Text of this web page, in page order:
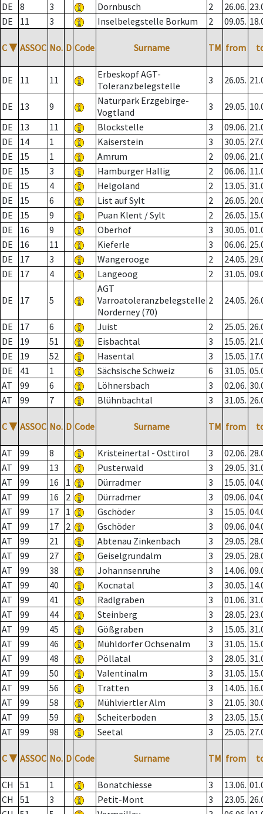
DE
8 3 Dornbusch 2 26.06.
DE
11 3 Inselbelegstelle Borkum 2 09.05.
C ▼ ASSOC No. D Code Surname TM from
DE 11 11
Erbeskopf AGT-
Toleranzbelegstelle
3 26.05.
DE 13 9
Naturpark Erzgebirge-
Vogtland
3 29.05.
DE
13 11 Blockstelle 3 09.06.
DE
14 1 Kaiserstein 3 30.05.
DE
15 1 Amrum 2 09.06.
DE
15 3 Hamburger Hallig 2 06.06.
DE
15 4 Helgoland 2 13.05.
DE
15 6 List auf Sylt 2 26.05.
DE
15 9 Puan Klent / Sylt 2 26.05.
DE
16 9 Oberhof 3 30.05.
DE
16 11 Kieferle 3 06.06.
DE
17 3 Wangerooge 2 24.05.
DE
17 4 Langeoog 2 31.05.
DE 17 5
AGT
Varroatoleranzbelegstelle
Norderney (70)
2 24.05.
DE 17 6 Juist 2 25.05.
DE
19 51 Eisbachtal 3 15.05.
DE
19 52 Hasental 3 15.05.
DE
41 1 Sächsische Schweiz 6 31.05.
AT
99 6 Löhnersbach 3 02.06.
AT
99 7 Blühnbachtal 3 31.05.
C ▼ ASSOC No. D Code Surname TM from
AT 99 8 Kristeinertal - Osttirol 3 02.06.
AT
99 13 Pusterwald 3 29.05.
AT
99 16 1 Dürradmer 3 15.05.
AT
99 16 2 Dürradmer 3 09.06.
AT
99 17 1 Gschöder 3 15.05.
AT
99 17 2 Gschöder 3 09.06.
AT
99 21 Abtenau Zinkenbach 3 29.05.
AT
99 27 Geiselgrundalm 3 29.05.
AT
99 38 Johannsenruhe 3 14.06.
AT
99 40 Kocnatal 3 30.05.
AT
99 41 Radlgraben 3 01.06.
AT
99 44 Steinberg 3 28.05.
AT
99 45 Gößgraben 3 15.05.
AT
99 46 Mühldorfer Ochsenalm 3 31.05.
AT
99 48 Pöllatal 3 28.05.
AT
99 50 Valentinalm 3 31.05.
AT
99 56 Tratten 3 14.05.
AT
99 58 Mühlviertler Alm 3 21.05.
AT
99 59 Scheiterboden 3 23.05.
AT
99 98 Seetal 3 25.05.
C ▼ ASSOC No. D Code Surname TM from
CH 51 1 Bonatchiesse 3 13.06.
CH
51 3 Petit-Mont 3 23.05.